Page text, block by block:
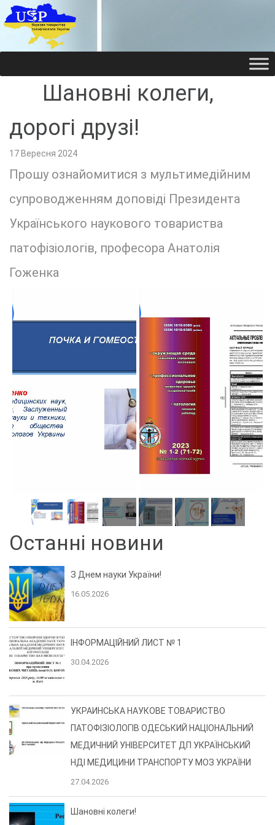
НАУКОВЕ
НАУКОВЕ
Шановні колеги,
дорогі друзі!
17 Вересня 2024
Прошу ознайомитися з мультимедійним
супроводженням доповіді Президента
Українського наукового товариства
патофізіологів, професора Анатолія
Гоженка
Останні новини
З Днем науки України!
16.05.2026
ІНФОРМАЦІЙНИЙ ЛИСТ № 1
30.04.2026
УКРАИНСЬКА НАУКОВЕ ТОВАРИСТВО
ПАТОФІЗІОЛОГІВ ОДЕСЬКИЙ НАЦІОНАЛЬНИЙ
МЕДИЧНИЙ УНІВЕРСИТЕТ ДП УКРАЇНСЬКИЙ
НДІ МЕДИЦИНИ ТРАНСПОРТУ МОЗ УКРАЇНИ
27.04.2026
Шановні колеги!